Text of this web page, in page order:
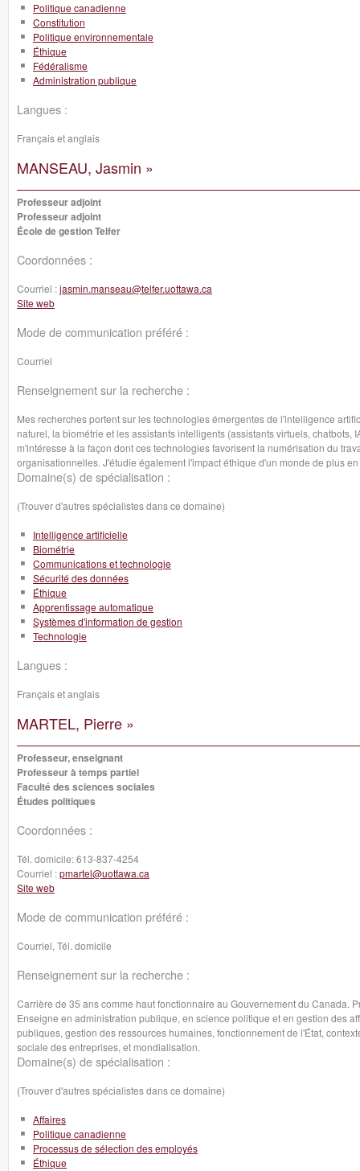
Politique canadienne
Constitution
Politique environnementale
Éthique
Fédéralisme
Administration publique
Langues :
Français et anglais
MANSEAU, Jasmin »
Professeur adjoint
Professeur adjoint
École de gestion Telfer
Coordonnées :
Courriel :jasmin.manseau@telfer.uottawa.ca
Site web
Mode de communication préféré :
Courriel
Renseignement sur la recherche :
Mes recherches portent sur les technologies émergentes de l'intelligence
naturel, la biométrie et les assistants intelligents (assistants virtuels, chatbots,
m'intéresse à la façon dont ces technologies favorisent la numérisation du
organisationnelles. J'étudie également l'impact éthique d'un monde de plus
Domaine(s) de spécialisation :
(Trouver d'autres spécialistes dans ce domaine)
Intelligence artificielle
Biométrie
Communications et technologie
Sécurité des données
Éthique
Apprentissage automatique
Systèmes d'information de gestion
Technologie
Langues :
Français et anglais
MARTEL, Pierre »
Professeur, enseignant
Professeur à temps partiel
Faculté des sciences sociales
Études politiques
Coordonnées :
Tél. domicile:613-837-4254
Courriel :pmartel@uottawa.ca
Site web
Mode de communication préféré :
Courriel, Tél. domicile
Renseignement sur la recherche :
Carrière de 35 ans comme haut fonctionnaire au Gouvernement du Canada.
Enseigne en administration publique, en science politique et en gestion des
publiques, gestion des ressources humaines, fonctionnement de l'État,
sociale des entreprises, et mondialisation.
Domaine(s) de spécialisation :
(Trouver d'autres spécialistes dans ce domaine)
Affaires
Politique canadienne
Processus de sélection des employés
Éthique